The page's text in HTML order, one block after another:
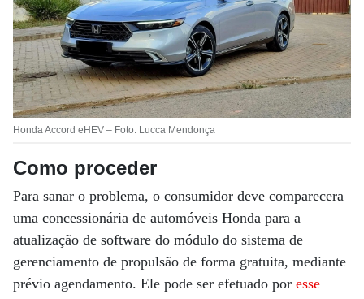
Honda Accord eHEV – Foto: Lucca Mendonça
Como proceder
Para sanar o problema, o consumidor deve comparecera
uma concessionária de automóveis Honda para a
atualização de software do módulo do sistema de
gerenciamento de propulsão de forma gratuita, mediante
prévio agendamento. Ele pode ser efetuado por esse